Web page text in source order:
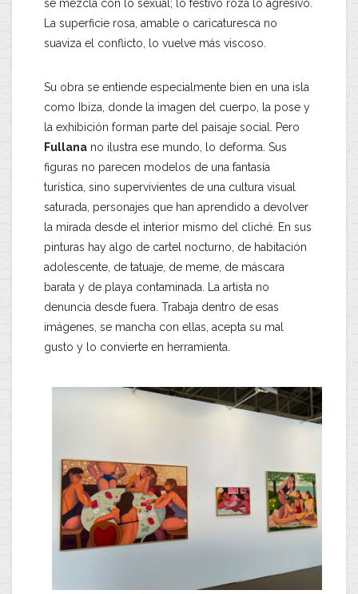
se mezcla con lo sexual; lo festivo roza lo agresivo.
La superficie rosa, amable o caricaturesca no
suaviza el conflicto, lo vuelve más viscoso.
Su obra se entiende especialmente bien en una isla
como Ibiza, donde la imagen del cuerpo, la pose y
la exhibición forman parte del paisaje social. Pero
Fullana no ilustra ese mundo, lo deforma. Sus
figuras no parecen modelos de una fantasía
turística, sino supervivientes de una cultura visual
saturada, personajes que han aprendido a devolver
la mirada desde el interior mismo del cliché. En sus
pinturas hay algo de cartel nocturno, de habitación
adolescente, de tatuaje, de meme, de máscara
barata y de playa contaminada. La artista no
denuncia desde fuera. Trabaja dentro de esas
imágenes, se mancha con ellas, acepta su mal
gusto y lo convierte en herramienta.